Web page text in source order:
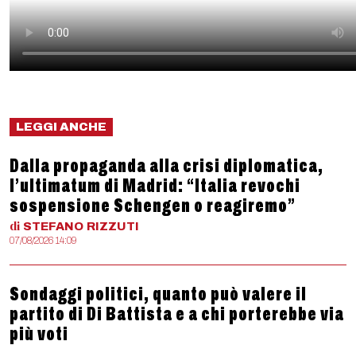
LEGGI ANCHE
Dalla propaganda alla crisi diplomatica,
l’ultimatum di Madrid: “Italia revochi
sospensione Schengen o reagiremo”
di STEFANO RIZZUTI
07/08/2026 14:09
Sondaggi politici, quanto può valere il
partito di Di Battista e a chi porterebbe via
più voti